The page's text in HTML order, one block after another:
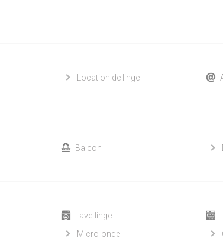
Location de linge
Balcon
Lave-linge
Micro-onde